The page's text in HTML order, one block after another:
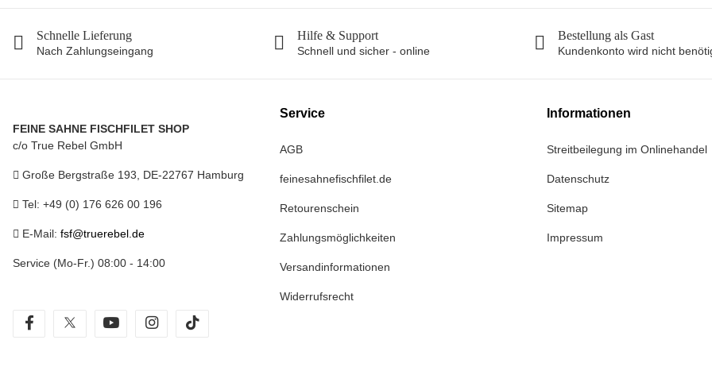
Schnelle Lieferung
Nach Zahlungseingang
Hilfe & Support
Schnell und sicher - online
Bestellung als Gast
Kundenkonto wird nicht
FEINE SAHNE FISCHFILET SHOP
c/o True Rebel GmbH
Große Bergstraße 193, DE-22767 Hamburg
Tel: +49 (0) 176 626 00 196
E-Mail: fsf@truerebel.de
Service (Mo-Fr.) 08:00 - 14:00
facebooktwitter youtube instagram
Service
AGB
feinesahnefischfilet.de
Retourenschein
Zahlungsmöglichkeiten
Versandinformationen
Widerrufsrecht
Informationen
Streitbeilegung im Onlinehandel
Datenschutz
Sitemap
Impressum